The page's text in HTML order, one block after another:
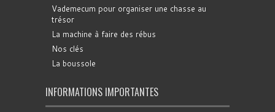
Vademecum pour organiser une chasse au
trésor
La machine à faire des rébus
Nos clés
La boussole
INFORMATIONS IMPORTANTES